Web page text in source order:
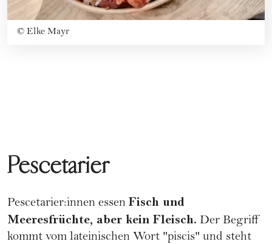
© Elke Mayr
Pescetarier
Pescetarier:innen essen Fisch und
Meeresfrüchte, aber kein Fleisch. Der Begriff
kommt vom lateinischen Wort "piscis" und steht